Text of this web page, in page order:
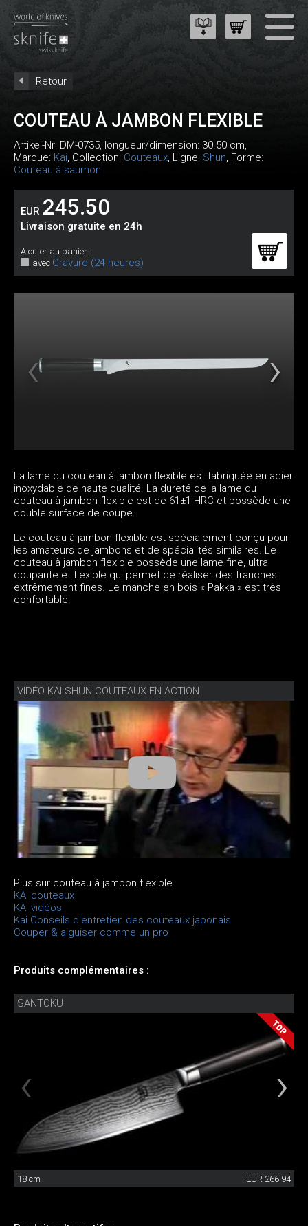
Retour
COUTEAU À JAMBON FLEXIBLE
Artikel-Nr: DM-0735, longueur/dimension: 30.50 cm,
Marque: Kai, Collection: Couteaux, Ligne: Shun, Forme:
Couteau à saumon
EUR 245.50
Livraison gratuite en 24h
Ajouter au panier:
avec Gravure (24 heures)
La lame du couteau à jambon flexible est fabriquée en acier
inoxydable de haute qualité. La dureté de la lame du
couteau à jambon flexible est de 61±1 HRC et possède une
double surface de coupe.
Le couteau à jambon flexible est spécialement conçu pour
les amateurs de jambons et de spécialités similaires. Le
couteau à jambon flexible possède une lame fine, ultra
coupante et flexible qui permet de réaliser des tranches
extrêmement fines. Le manche en bois « Pakka » est très
confortable.
VIDÉO KAI SHUN COUTEAUX EN ACTION
Plus sur couteau à jambon flexible
KAI couteaux
KAI vidéos
Kai Conseils d'entretien des couteaux japonais
Couper & aiguiser comme un pro
Produits complémentaires :
SANTOKU
18 cm EUR 266.94